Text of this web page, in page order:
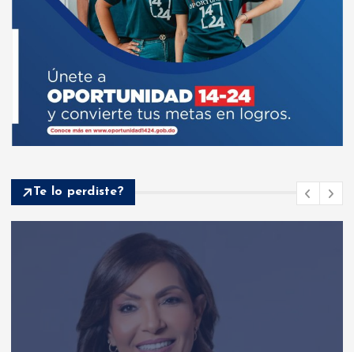
Te lo perdiste?